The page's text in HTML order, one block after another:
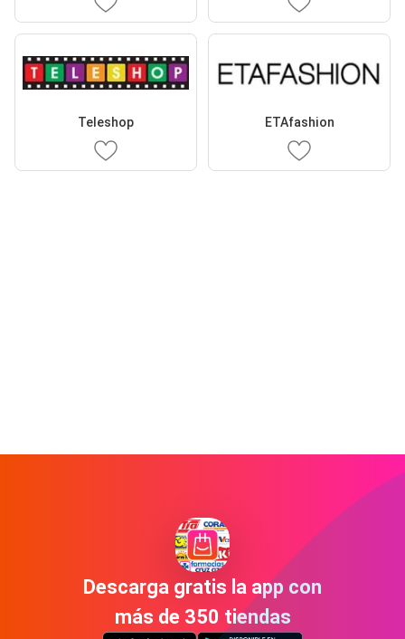
Teleshop ETAfashion
Descarga gratis la app con
más de 350 tiendas